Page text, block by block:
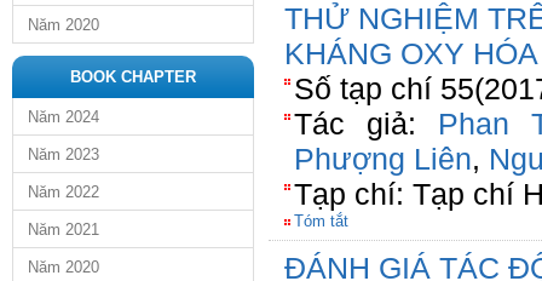
Năm 2020
BOOK CHAPTER
Năm 2024
Năm 2023
Năm 2022
Năm 2021
Năm 2020
THỬ NGHIỆM
KHÁNG OXY
Số tạp chí
Tác giả: Phan
Phượng Liên,
Tạp chí: Tạp chí
Tóm tắt
ĐÁNH GIÁ TÁC